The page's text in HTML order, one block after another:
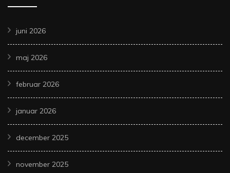
juni 2026
maj 2026
februar 2026
januar 2026
december 2025
november 2025